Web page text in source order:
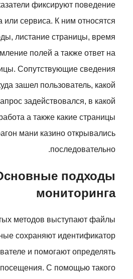
фиксируют поведение
или сервиса. К ним относятся
листание страницы, время
полей а также ответ на
Сопутствующие сведения
зашел пользователь, какой
задействовался, в какой
а также какие страницы
мани казино открывались
последовательно.
подходы
мониторинга
методов выступают файлы
сохраняют идентификатор
и помогают определять
С помощью такого